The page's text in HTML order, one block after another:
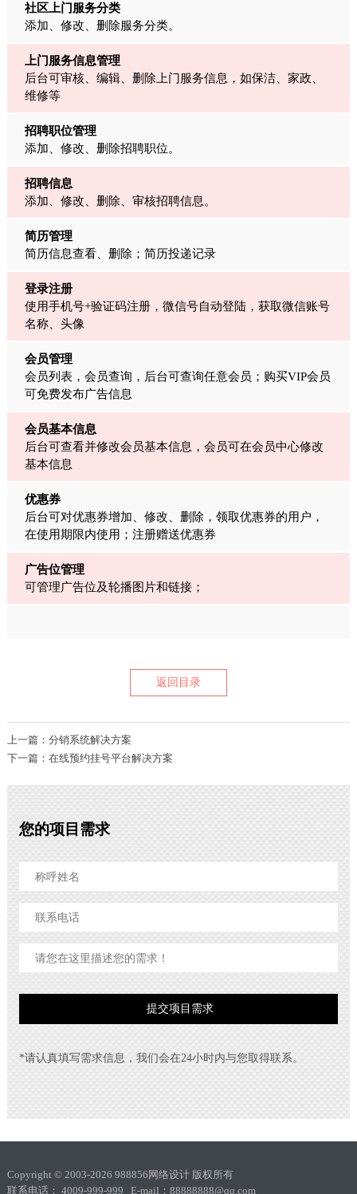
社区上门服务分类
添加、修改、删除服务分类。
上门服务信息管理
后台可审核、编辑、删除上门服务信息，如保洁、家政、
维修等
招聘职位管理
添加、修改、删除招聘职位。
招聘信息
添加、修改、删除、审核招聘信息。
简历管理
简历信息查看、删除；简历投递记录
登录注册
使用手机号+验证码注册，微信号自动登陆，获取微信账号
名称、头像
会员管理
会员列表，会员查询，后台可查询任意会员；购买VIP会员
可免费发布广告信息
会员基本信息
后台可查看并修改会员基本信息，会员可在会员中心修改
基本信息
优惠券
后台可对优惠券增加、修改、删除，领取优惠券的用户，
在使用期限内使用；注册赠送优惠券
广告位管理
可管理广告位及轮播图片和链接；
返回目录
上一篇：分销系统解决方案
下一篇：在线预约挂号平台解决方案
您的项目需求
*请认真填写需求信息，我们会在24小时内与您取得联系。
Copyright © 2003-2026 988856网络设计 版权所有
联系电话： 4009-999-999 E-mail：88888888@qq.com